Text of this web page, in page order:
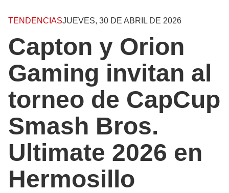
TENDENCIASJUEVES, 30 DE ABRIL DE 2026
Capton y Orion
Gaming invitan al
torneo de CapCup
Smash Bros.
Ultimate 2026 en
Hermosillo